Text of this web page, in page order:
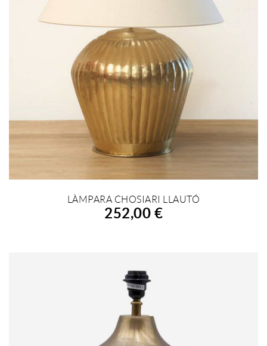
AFEGIR A LA COMPRA
LÀMPARA CHOSIARI LLAUTÓ
252,00 €